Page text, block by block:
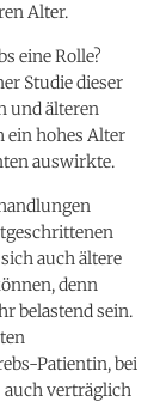
Alter.
eine Rolle?
Studie dieser
und älteren
ein hohes Alter
auswirkte.
auch ältere
denn
belastend sein.
Patientin, bei
auch verträglich